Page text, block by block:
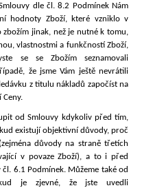
dle čl. 8.2 Podmínek Nám
hodnoty Zboží, které vzniklo v
jinak, než je nutné k tomu,
vlastnostmi a funkčností Zboží,
se se Zbožím seznamovali
že jsme Vám ještě nevrátili
z titulu nákladů započíst na
od Smlouvy kdykoliv před tím,
existují objektivní důvody, proč
důvody na straně třetích
v povaze Zboží), a to i před
6.1 Podmínek. Můžeme také od
je zjevné, že jste uvedli